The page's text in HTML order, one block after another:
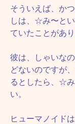
そういえば、か
しは、☆み〜と
ていたことがあり
彼は、しゃいな
どないのですが
るとしたら、☆
い。
ヒューマノイド